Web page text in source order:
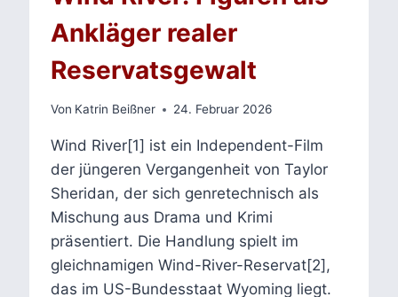
Ankläger realer
Reservatsgewalt
Von Katrin Beißner 24. Februar 2026
Wind River[1] ist ein Independent-Film
der jüngeren Vergangenheit von Taylor
Sheridan, der sich genretechnisch als
Mischung aus Drama und Krimi
präsentiert. Die Handlung spielt im
gleichnamigen Wind-River-Reservat[2],
das im US-Bundesstaat Wyoming liegt.